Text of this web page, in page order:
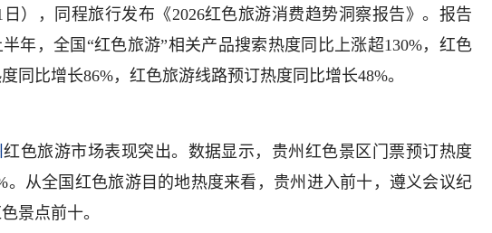
），同程旅行发布《2026红色旅游消费趋势洞察报告》。报告
半年，全国“红色旅游”相关产品搜索热度同比上涨超130%，红色
同比增长86%，红色旅游线路预订热度同比增长48%。
红色旅游市场表现突出。数据显示，贵州红色景区门票预订热度
。从全国红色旅游目的地热度来看，贵州进入前十，遵义会议纪
景点前十。